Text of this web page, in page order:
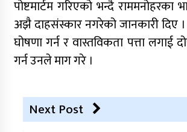
पोष्टमार्टम गरिएको भन्दै राममनोहरका
अझै दाहसंस्कार नगरेको जानकारी दिए
घोषणा गर्न र वास्तविकता पत्ता लगाई
गर्न उनले माग गरे ।
Next Post